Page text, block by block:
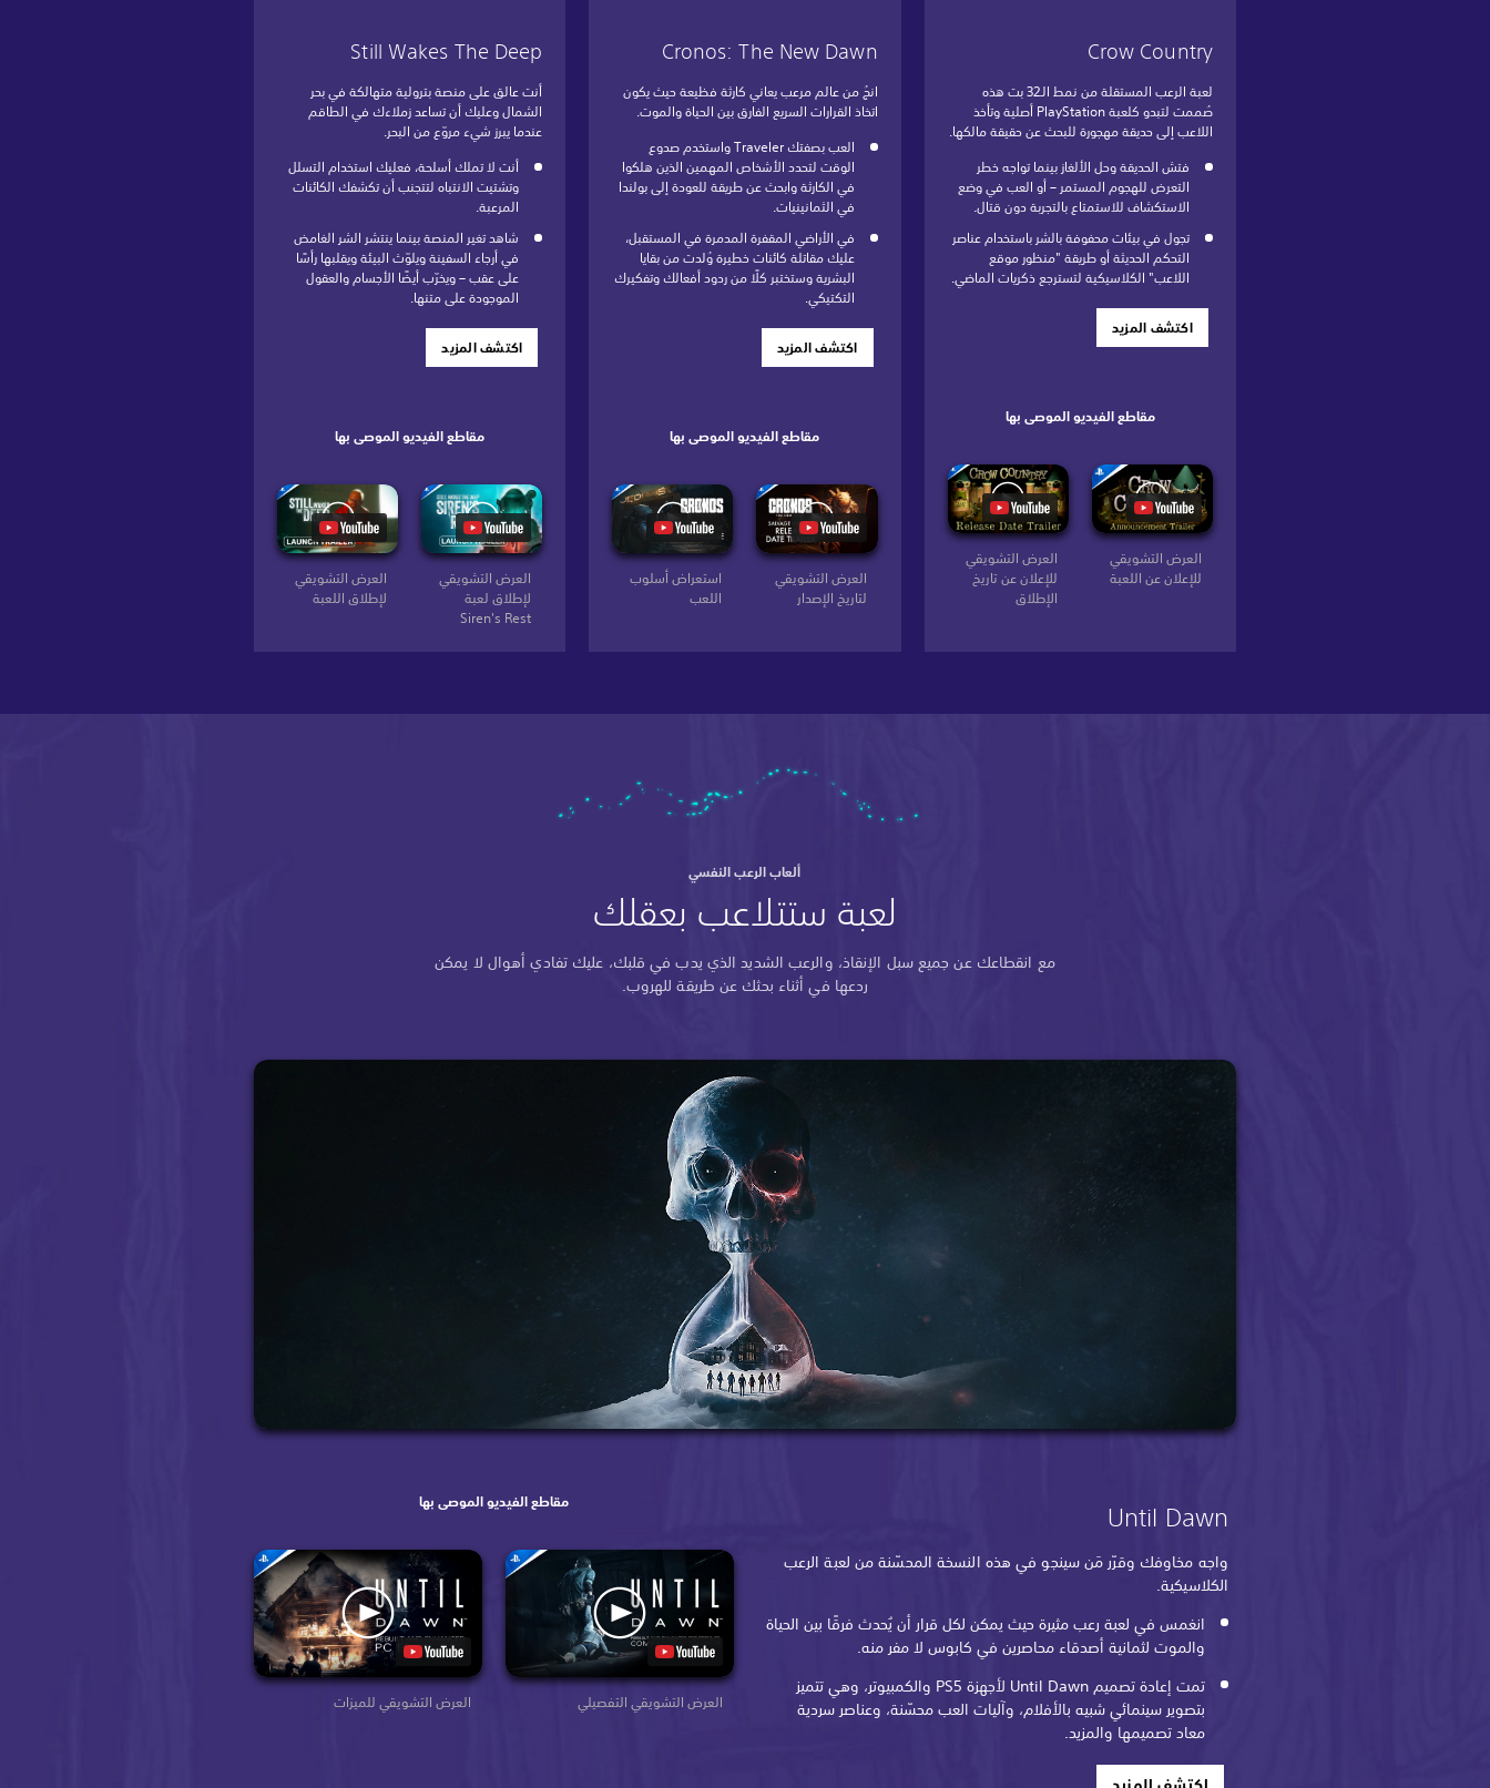
Still Wakes The Deep
أنت عالق على منصة بترولية متهالكة في بحر
الشمال وعليك أن تساعد زملاءك في الطاقم
عندما يبرز شيء مروّع من البحر.
أنت لا تملك أسلحة، فعليك استخدام التسلل
وتشتيت الانتباه لتتجنب أن تكشفك الكائنات
المرعبة.
شاهد تغير المنصة بينما ينتشر الشر الغامض
في أرجاء السفينة ويلوّث البيئة ويقلبها رأسًا
على عقب – ويخرّب أيضًا الأجسام والعقول
الموجودة على متنها.
اكتشف المزيد
مقاطع الفيديو الموصى بها
العرض التشويقي
لإطلاق اللعبة
العرض التشويقي
لإطلاق لعبة
Siren's Rest
Cronos: The New Dawn
انجُ من عالم مرعب يعاني كارثة فظيعة حيث يكون
اتخاذ القرارات السريع الفارق بين الحياة والموت.
العب بصفتك Traveler واستخدم صدوع
الوقت لتحدد الأشخاص المهمين الذين هلكوا
في الكارثة وابحث عن طريقة للعودة إلى بولندا
في الثمانينيات.
في الأراضي المقفرة المدمرة في المستقبل،
عليك مقاتلة كائنات خطيرة وُلدت من بقايا
البشرية وستختبر كلًا من ردود أفعالك وتفكيرك
التكتيكي.
اكتشف المزيد
مقاطع الفيديو الموصى بها
استعراض أسلوب
اللعب
العرض التشويقي
لتاريخ الإصدار
Crow Country
لعبة الرعب المستقلة من نمط الـ32 بت هذه
صُممت لتبدو كلعبة PlayStation أصلية وتأخذ
اللاعب إلى حديقة مهجورة للبحث عن حقيقة مالكها.
فتش الحديقة وحل الألغاز بينما تواجه خطر
التعرض للهجوم المستمر – أو العب في وضع
الاستكشاف للاستمتاع بالتجربة دون قتال.
تجول في بيئات محفوفة بالشر باستخدام عناصر
التحكم الحديثة أو طريقة "منظور موقع
اللاعب" الكلاسيكية لتسترجع ذكريات الماضي.
اكتشف المزيد
مقاطع الفيديو الموصى بها
العرض التشويقي
للإعلان عن تاريخ
الإطلاق
العرض التشويقي
للإعلان عن اللعبة
ألعاب الرعب النفسي
لعبة ستتلاعب بعقلك
مع انقطاعك عن جميع سبل الإنقاذ، والرعب الشديد الذي يدب في قلبك، عليك تفادي أهوال لا يمكن
ردعها في أثناء بحثك عن طريقة للهروب.
مقاطع الفيديو الموصى بها
العرض التشويقي للميزات العرض التشويقي التفصيلي
Until Dawn
واجه مخاوفك وقرّر مَن سينجو في هذه النسخة المحسّنة من لعبة الرعب
الكلاسيكية.
انغمس في لعبة رعب مثيرة حيث يمكن لكل قرار أن يُحدث فرقًا بين الحياة
والموت لثمانية أصدقاء محاصرين في كابوس لا مفر منه.
تمت إعادة تصميم Until Dawn لأجهزة PS5 والكمبيوتر، وهي تتميز
بتصوير سينمائي شبيه بالأفلام، وآليات العب محسّنة، وعناصر سردية
معاد تصميمها والمزيد.